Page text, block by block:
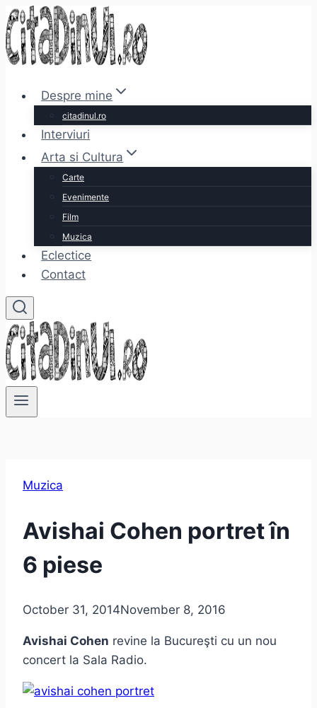
Skip
to
content
Despre mine
citadinul.ro
Interviuri
Arta si Cultura
Carte
Evenimente
Film
Muzica
Eclectice
Contact
Muzica
Avishai Cohen portret în
6 piese
October 31, 2014November 8, 2016
Avishai Cohen revine la Bucureşti cu un nou
concert la Sala Radio.